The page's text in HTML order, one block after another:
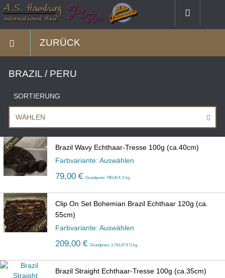
ZURÜCK
BRAZIL / PERU
SORTIERUNG
WÄHLEN
Brazil Wavy Echthaar-Tresse 100g (ca.40cm)
Farbvariante: Auswählen
79,00 € Grundpreis: 790,00 € /1 kg
Clip On Set Bohemian Brazil Echthaar 120g (ca.
55cm)
Farbvariante: Auswählen
209,00 € Grundpreis: 1.741,67 € /1 kg
Brazil Straight Echthaar-Tresse 100g (ca.35cm)